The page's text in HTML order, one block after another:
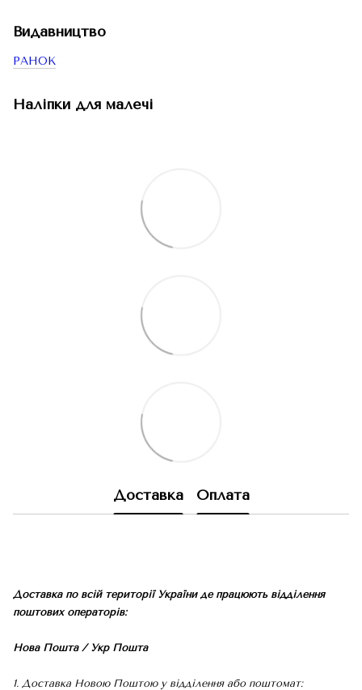
Видавництво
РАНОК
Наліпки для малечі
Доставка Оплата
Доставка по всій території України де працюють відділення
поштових операторів:
Нова Пошта / Укр Пошта
1. Доставка Новою Поштою у відділення або поштомат: